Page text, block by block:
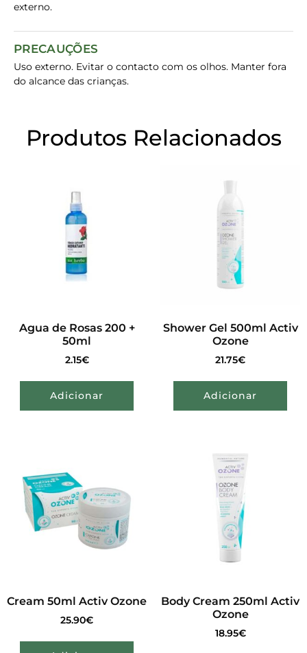
externo.
PRECAUÇÕES
Uso externo. Evitar o contacto com os olhos. Manter fora
do alcance das crianças.
Produtos Relacionados
Agua de Rosas 200 +
50ml
2.15€
Adicionar
Shower Gel 500ml Activ
Ozone
21.75€
Adicionar
Cream 50ml Activ Ozone
25.90€
Body Cream 250ml Activ
Ozone
18.95€